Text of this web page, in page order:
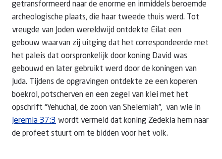
getransformeerd naar de enorme en inmiddels beroemde
archeologische plaats, die haar tweede thuis werd. Tot
vreugde van Joden wereldwijd ontdekte Eilat een
gebouw waarvan zij uitging dat het correspondeerde met
het paleis dat oorspronkelijk door koning David was
gebouwd en later gebruikt werd door de koningen van
Juda. Tijdens de opgravingen ontdekte ze een koperen
boekrol, potscherven en een zegel van klei met het
opschrift “Yehuchal, de zoon van Shelemiah”, van wie in
Jeremia 37:3 wordt vermeld dat koning Zedekia hem naar
de profeet stuurt om te bidden voor het volk.